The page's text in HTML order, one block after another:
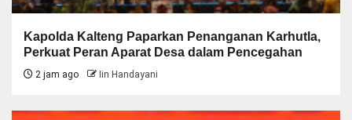
Kapolda Kalteng Paparkan Penanganan Karhutla,
Perkuat Peran Aparat Desa dalam Pencegahan
2 jam ago Iin Handayani